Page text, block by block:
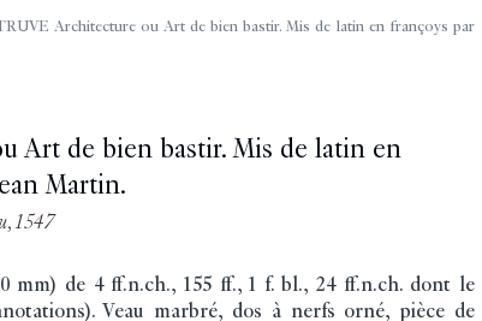
Architecture ou Art de bien bastir. Mis de latin en françoys par
Art de bien bastir. Mis de latin en
Martin.
1547
mm) de 4 ff.n.ch., 155 ff., 1 f. bl., 24 ff.n.ch. dont le
Veau marbré, dos à nerfs orné, pièce de